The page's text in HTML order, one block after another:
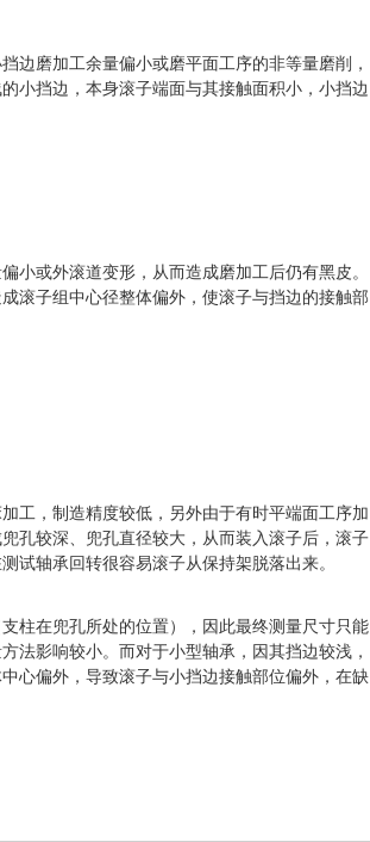
边磨加工余量偏小或磨平面工序的非等量磨削，
小挡边，本身滚子端面与其接触面积小，小挡边
小或外滚道变形，从而造成磨加工后仍有黑皮。
滚子组中心径整体偏外，使滚子与挡边的接触部
工，制造精度较低，另外由于有时平端面工序加
孔较深、兜孔直径较大，从而装入滚子后，滚子
试轴承回转很容易滚子从保持架脱落出来。
柱在兜孔所处的位置），因此最终测量尺寸只能
法影响较小。而对于小型轴承，因其挡边较浅，
心偏外，导致滚子与小挡边接触部位偏外，在缺